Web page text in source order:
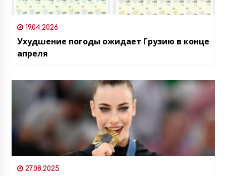
19.04.2026
Ухудшение погоды ожидает Грузию в конце
апреля
27.08.2025